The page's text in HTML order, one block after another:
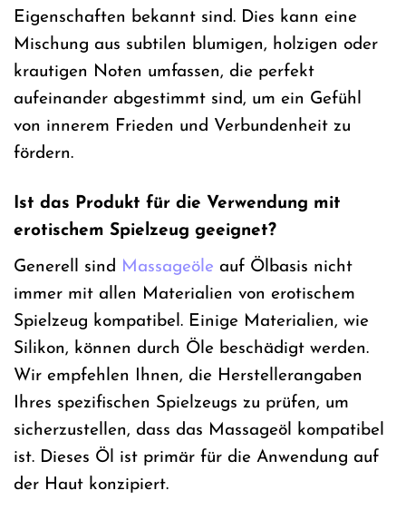
Eigenschaften bekannt sind. Dies kann eine
Mischung aus subtilen blumigen, holzigen oder
krautigen Noten umfassen, die perfekt
aufeinander abgestimmt sind, um ein Gefühl
von innerem Frieden und Verbundenheit zu
fördern.
Ist das Produkt für die Verwendung mit
erotischem Spielzeug geeignet?
Generell sind Massageöle auf Ölbasis nicht
immer mit allen Materialien von erotischem
Spielzeug kompatibel. Einige Materialien, wie
Silikon, können durch Öle beschädigt werden.
Wir empfehlen Ihnen, die Herstellerangaben
Ihres spezifischen Spielzeugs zu prüfen, um
sicherzustellen, dass das Massageöl kompatibel
ist. Dieses Öl ist primär für die Anwendung auf
der Haut konzipiert.